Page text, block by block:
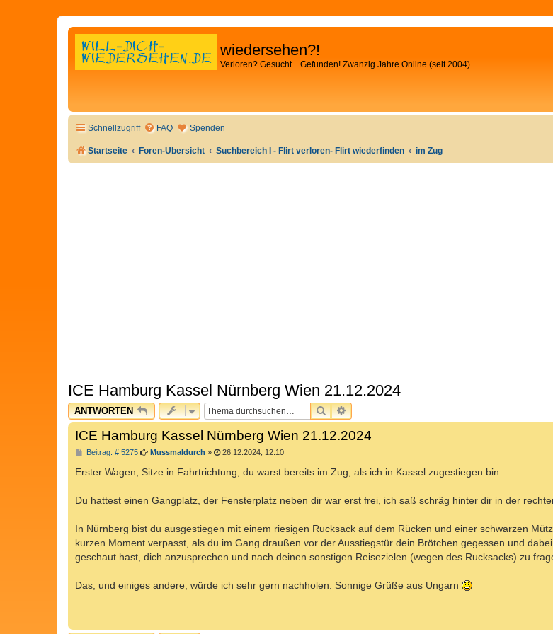
wiedersehen?!
Verloren? Gesucht... Gefunden! Zwanzig Jahre Online (seit 2004)
Schnellzugriff FAQ Spenden
Startseite Foren-Übersicht Suchbereich I - Flirt verloren- Flirt wiederfinden im Zug
ICE Hamburg Kassel Nürnberg Wien 21.12.2024
ANTWORTEN SUCHEERWEITERTE SUCHE
ICE Hamburg Kassel Nürnberg Wien 21.12.2024
Beitrag: # 5275B
t
a
g
Mussmaldurch » 26.12.2024, 12:10
Erster Wagen, Sitze in Fahrtrichtung, du warst bereits im Zug, als ich in Kassel zugestiegen bin.
Du hattest einen Gangplatz, der Fensterplatz neben dir war erst frei, ich saß schräg hinter dir in der
In Nürnberg bist du ausgestiegen mit einem riesigen Rucksack auf dem Rücken und einer schwarzen
kurzen Moment verpasst, als du im Gang draußen vor der Ausstiegstür dein Brötchen gegessen und
geschaut hast, dich anzusprechen und nach deinen sonstigen Reisezielen (wegen des Rucksacks) zu
Das, und einiges andere, würde ich sehr gern nachholen. Sonnige Grüße aus Ungarn